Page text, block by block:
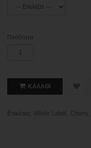
Ποσότητα
ΚΑΛΆΘΙ
Ετικέτες: White Label , Cherry,